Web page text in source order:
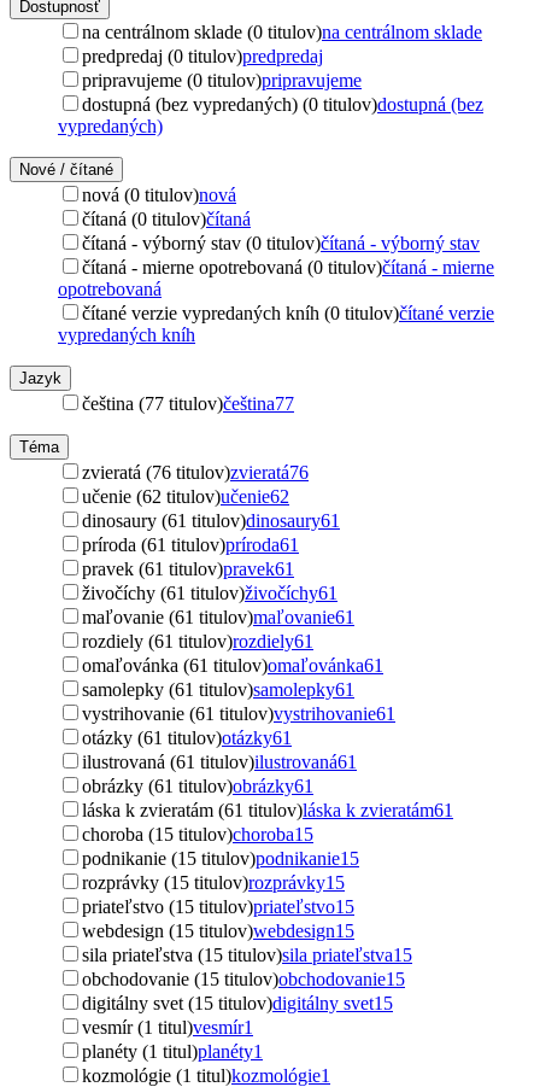
Dostupnosť
na centrálnom sklade (0 titulov)na centrálnom sklade
predpredaj (0 titulov)predpredaj
pripravujeme (0 titulov)pripravujeme
dostupná (bez vypredaných) (0 titulov)dostupná (bez
vypredaných)
Nové / čítané
nová (0 titulov)nová
čítaná (0 titulov)čítaná
čítaná - výborný stav (0 titulov)čítaná - výborný stav
čítaná - mierne opotrebovaná (0 titulov)čítaná - mierne
opotrebovaná
čítané verzie vypredaných kníh (0 titulov)čítané verzie
vypredaných kníh
Jazyk
čeština (77 titulov)čeština77
Téma
zvieratá (76 titulov)zvieratá76
učenie (62 titulov)učenie62
dinosaury (61 titulov)dinosaury61
príroda (61 titulov)príroda61
pravek (61 titulov)pravek61
živočíchy (61 titulov)živočíchy61
maľovanie (61 titulov)maľovanie61
rozdiely (61 titulov)rozdiely61
omaľovánka (61 titulov)omaľovánka61
samolepky (61 titulov)samolepky61
vystrihovanie (61 titulov)vystrihovanie61
otázky (61 titulov)otázky61
ilustrovaná (61 titulov)ilustrovaná61
obrázky (61 titulov)obrázky61
láska k zvieratám (61 titulov)láska k zvieratám61
choroba (15 titulov)choroba15
podnikanie (15 titulov)podnikanie15
rozprávky (15 titulov)rozprávky15
priateľstvo (15 titulov)priateľstvo15
webdesign (15 titulov)webdesign15
sila priateľstva (15 titulov)sila priateľstva15
obchodovanie (15 titulov)obchodovanie15
digitálny svet (15 titulov)digitálny svet15
vesmír (1 titul)vesmír1
planéty (1 titul)planéty1
kozmológie (1 titul)kozmológie1